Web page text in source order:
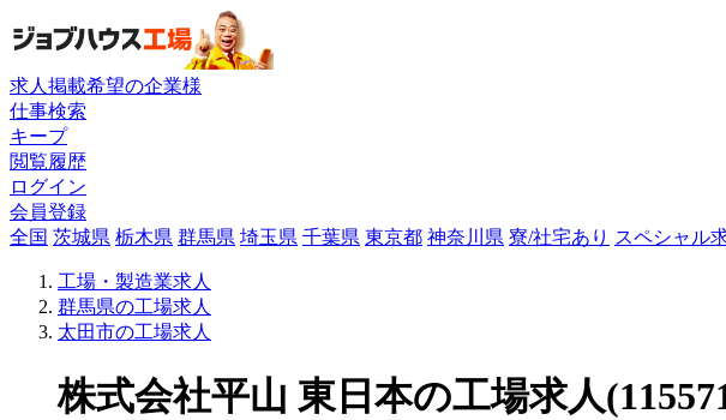
求人掲載希望の企業様
仕事検索
キープ
閲覧履歴
ログイン
会員登録
全国 茨城県 栃木県 群馬県 埼玉県 千葉県 東京都 神奈川県 寮/社宅あり スペシャル
工場・製造業求人
群馬県の工場求人
太田市の工場求人
株式会社平山 東日本の工場求人